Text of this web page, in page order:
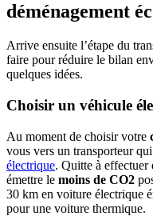
déménagement
Arrive ensuite l’étape du
faire pour réduire le bilan
quelques idées.
Choisir un véhicule
Au moment de choisir votre
vous vers un transporteur
électrique. Quitte à effectuer
émettre le moins de CO2
30 km en voiture électrique
pour une voiture thermique.